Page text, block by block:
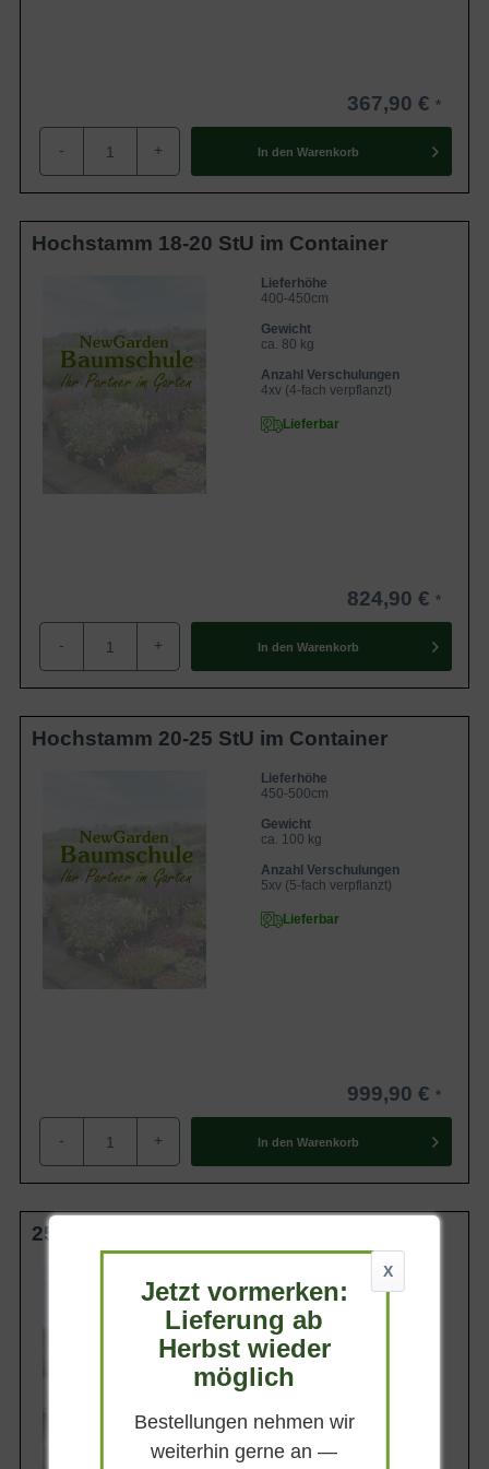
367,90 €
- + In den Warenkorb
Hochstamm 18-20 StU im Container
Lieferhöhe
400-450cm
Gewicht
ca. 80 kg
Anzahl Verschulungen
4xv (4-fach verpflanzt)
Lieferbar
824,90 €
- + In den Warenkorb
Hochstamm 20-25 StU im Container
Lieferhöhe
450-500cm
Gewicht
ca. 100 kg
Anzahl Verschulungen
5xv (5-fach verpflanzt)
Lieferbar
999,90 €
- + In den Warenkorb
250-300 cm m. Db.
bis zu 15 m
Belaubung
Sommergrün
Blatt- / Nadelfarbe
Dunkelgrün
Standort
Sonnig
Lieferbar ab KW43
X
Jetzt vormerken:
Lieferung ab
Herbst wieder
möglich
Bestellungen nehmen wir
weiterhin gerne an —